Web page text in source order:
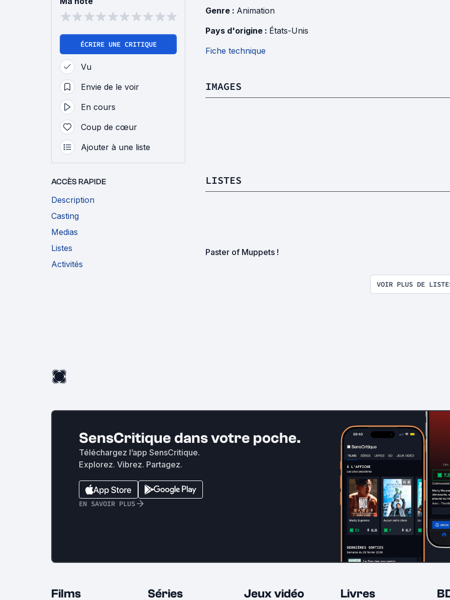
ÉCRIRE UNE CRITIQUE
Vu
Envie de le voir
En cours
Coup de cœur
Ajouter à une liste
ACCÈS RAPIDE
Description
Casting
Medias
Listes
Activités
Genre : Animation
Pays d'origine : États-Unis
Fiche technique
IMAGES
LISTES
Paster of Muppets !
VOIR PLUS DE
SensCritique dans votre poche.
Téléchargez l’app SensCritique.
Explorez. Vibrez. Partagez.
EN SAVOIR PLUS
Films Séries Jeux vidéo Livres